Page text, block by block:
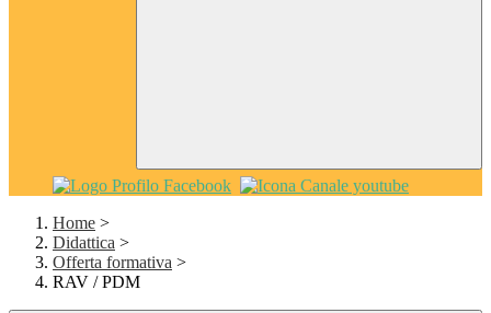
Home >
Didattica >
Offerta formativa >
RAV / PDM